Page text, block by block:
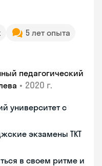
5 лет опыта
педагогический
• 2020 г.
университет с
экзамены ТКТ
в своем ритме и